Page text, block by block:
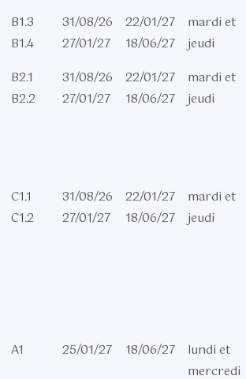
B1.3
B1.4
31/08/26
27/01/27
22/01/27
18/06/27
mardi et
jeudi
B2.1
B2.2
31/08/26
27/01/27
22/01/27
18/06/27
mardi et
jeudi
C1.1
C1.2
31/08/26
27/01/27
22/01/27
18/06/27
mardi et
jeudi
A1 25/01/27 18/06/27
lundi et
mercredi